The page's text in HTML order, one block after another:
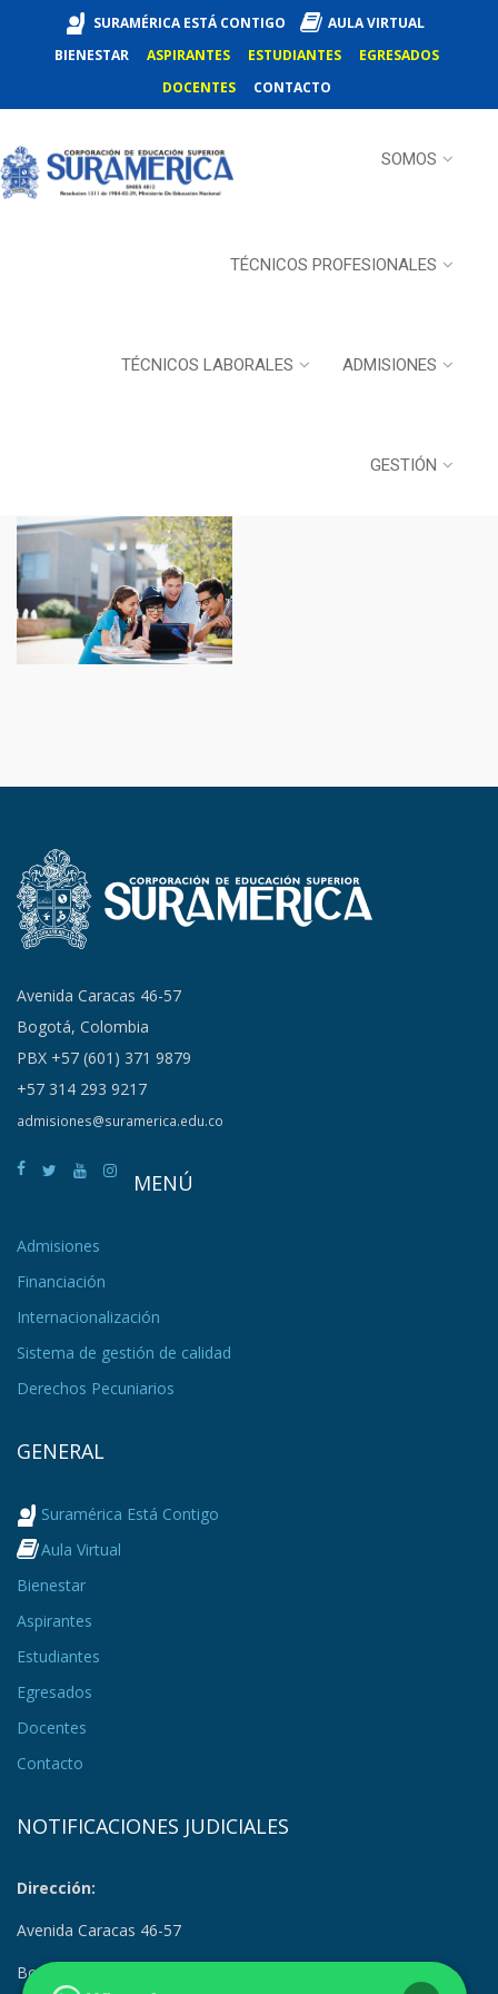
SURAMÉRICA ESTÁ CONTIGO
AULA VIRTUAL
BIENESTAR
ASPIRANTES ESTUDIANTES
EGRESADOS
DOCENTES
CONTACTO
SOMOS
TÉCNICOS PROFESIONALES
TÉCNICOS LABORALES ADMISIONES
GESTIÓN
Avenida Caracas 46-57
Bogotá, Colombia
PBX +57 (601) 371 9879
+57 314 293 9217
admisiones@suramerica.edu.co
MENÚ
Admisiones
Financiación
Internacionalización
Sistema de gestión de calidad
Derechos Pecuniarios
GENERAL
Suramérica Está Contigo
Aula Virtual
Bienestar
Aspirantes
Estudiantes
Egresados
Docentes
Contacto
NOTIFICACIONES JUDICIALES
Dirección:
Avenida Caracas 46-57
Bogotá, Colombia